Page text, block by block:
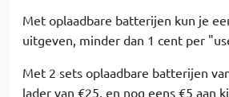
Met oplaadbare batterijen kun je
uitgeven, minder dan 1 cent per
Met 2 sets oplaadbare batterijen
lader van €25, en nog eens €5 aan